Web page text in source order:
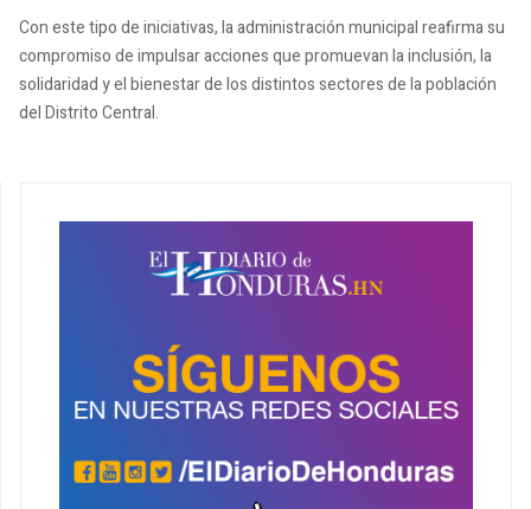
Con este tipo de iniciativas, la administración municipal reafirma su
compromiso de impulsar acciones que promuevan la inclusión, la
solidaridad y el bienestar de los distintos sectores de la población
del Distrito Central.